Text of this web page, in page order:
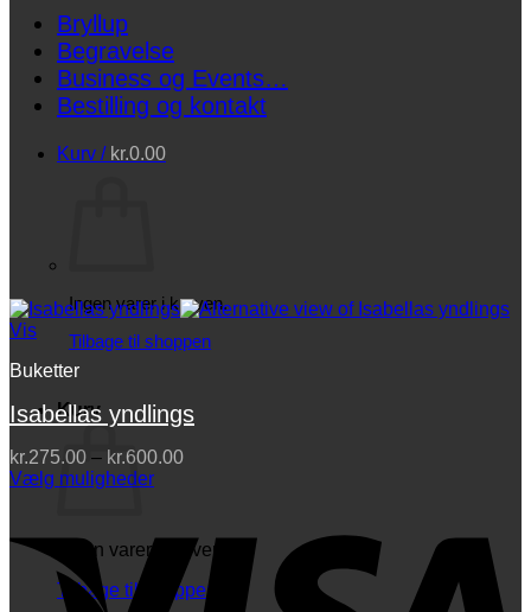
Bryllup
Begravelse
Business og Events…
Bestilling og kontakt
Kurv / kr.0.00
Ingen varer i kurven.
Tilbage til shoppen
Kurv
Ingen varer i kurven.
Tilbage til shoppen
Vis
Buketter
Isabellas yndlings
kr.275.00 – kr.600.00Prisinterval:
Vælg muligheder
har
varianter.
Mulighederne